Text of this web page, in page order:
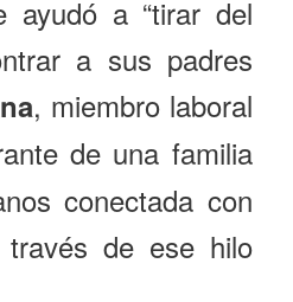
ayudó a “tirar del
a sus padres
, miembro laboral
de una familia
conectada con
de ese hilo